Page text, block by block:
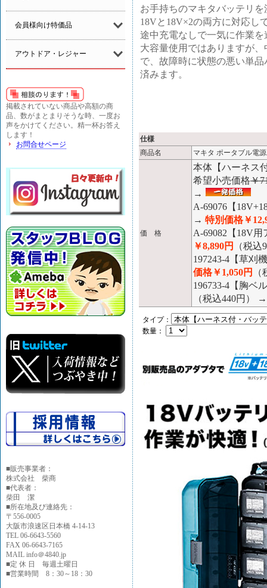
会員様向け特価品
アウトドア・レジャー
掲載されていない商品や高額の商
品、数がまとまりそうな時、一度お
声をかけてください。精一杯お答え
します！
お問合せページ
■販売事業者：
株式会社 柴商
■代表者：
柴田 潔
■所在地及び連絡先：
〒556-0005
大阪市浪速区日本橋 4-14-13
TEL 06-6643-5560
FAX 06-6643-7165
MAIL info＠4840.jp
■定 休 日 毎週土曜日
■営業時間 8：30～18：30
お手持ちのマキタバッテリ
18Vと18V×2の両方に対応し
途中充電なしで一気に作業
大容量使用ではありますが
で、故障時に状態の悪い単
済みます。
仕様
商品名
マキタ ポータブル電
価 格
本体【ハーネス
希望小売価格￥
→
A-69076【
→ 特別価格￥
A-69082【18V
￥8,890円
（税
197243-4【草刈
価格￥1,050円
196733-4【胸ベ
（税込440円）
タイプ：
数量：